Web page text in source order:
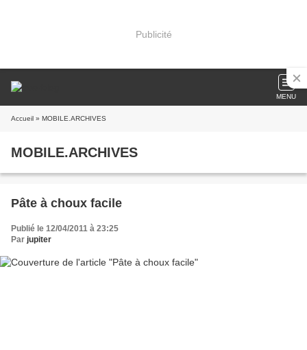
Publicité
MENU
Accueil » MOBILE.ARCHIVES
MOBILE.ARCHIVES
Pâte à choux facile
Publié le 12/04/2011 à 23:25
Par jupiter